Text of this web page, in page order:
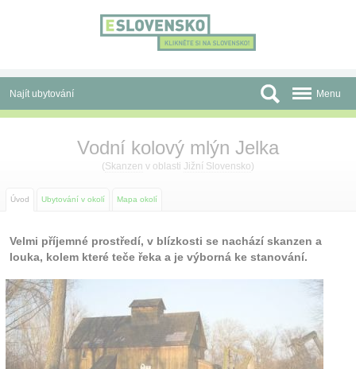
Najít ubytování
Autobusové zájezdy
Před cestou
Atrakce
O nás
Kontakt
Menu
Vodní kolový mlýn Jelka
(Skanzen v oblasti Jižní Slovensko)
Úvod Ubytování v okolí Mapa okolí
Velmi příjemné prostředí, v blízkosti se nachází skanzen a
louka, kolem které teče řeka a je výborná ke stanování.